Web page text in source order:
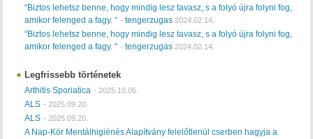
“Biztos lehetsz benne, hogy mindig lesz tavasz, s a folyó újra folyni fog,
amikor felenged a fagy. “ -tengerzugas 2024.02.14.
“Biztos lehetsz benne, hogy mindig lesz tavasz, s a folyó újra folyni fog,
amikor felenged a fagy. “ -tengerzugas 2024.02.14.
Legfrissebb történetek
Arthitis Sporiatica - 2025.10.05.
ALS - 2025.09.20.
ALS - 2025.09.20.
A Nap-Kör Mentálhigiénés Alapítvány felelőtlenül cserben hagyja a